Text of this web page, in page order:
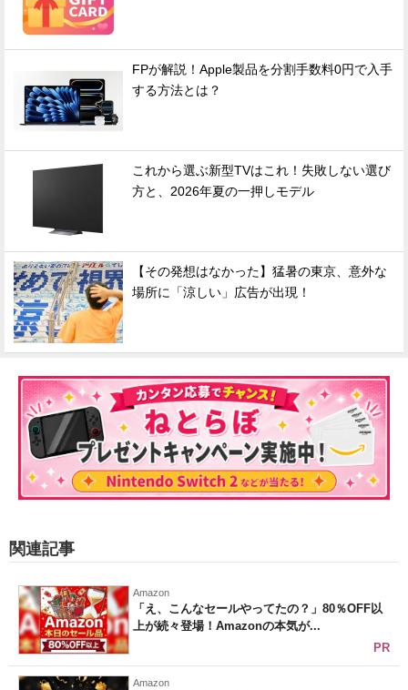
FPが解説！Apple製品を分割手数料0円で入手
する方法とは？
これから選ぶ新型TVはこれ！失敗しない選び
方と、2026年夏の一押しモデル
【その発想はなかった】猛暑の東京、意外な
場所に「涼しい」広告が出現！
関連記事
Amazon
「え、こんなセールやってたの？」80％OFF以
上が続々登場！Amazonの本気が...
PR
Amazon